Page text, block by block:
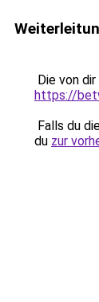
Die von
https://
Falls du
du zur